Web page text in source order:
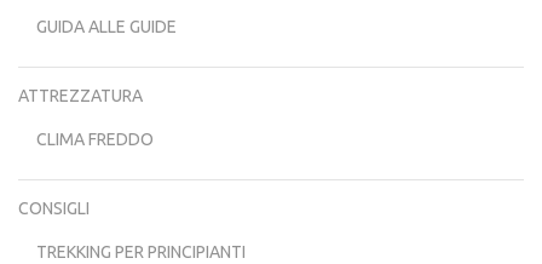
GUIDA ALLE GUIDE
ATTREZZATURA
CLIMA FREDDO
CONSIGLI
TREKKING PER PRINCIPIANTI